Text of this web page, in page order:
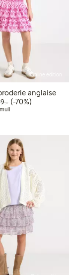
dagarna: 209,50 kr
Online edition
anglaise
pris: 104,50
Ordinarie pris:
70% rabatt
(-70%)